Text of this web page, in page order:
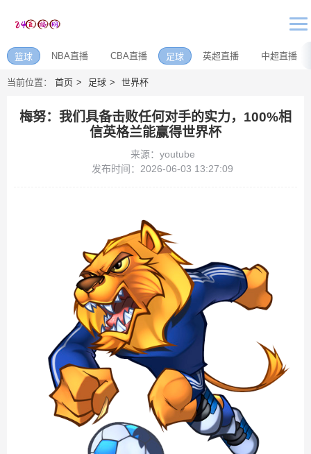
篮球 NBA直播 CBA直播 足球 英超直播 中超直播
当前位置： 首页 足球 世界杯
梅努：我们具备击败任何对手的实力，100%相
信英格兰能赢得世界杯
来源：youtube
发布时间：2026-06-03 13:27:09